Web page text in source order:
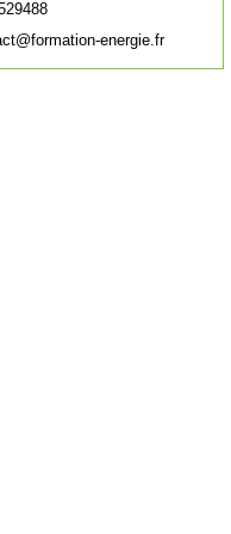
energie.fr